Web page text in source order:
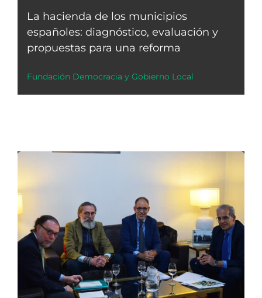
La hacienda de los municipios
españoles: diagnóstico, evaluación y
propuestas para una reforma
Fundación Democracia y Gobierno Local